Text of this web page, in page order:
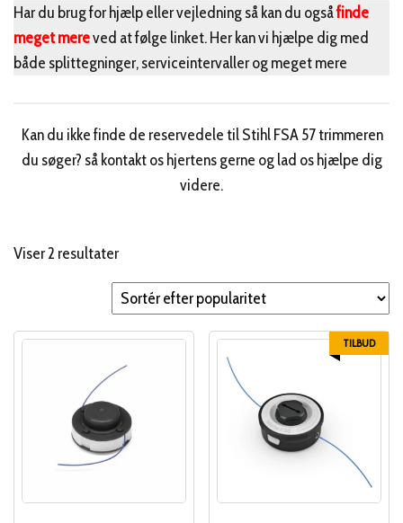
Har du brug for hjælp eller vejledning så kan du ogsåfinde
meget mereved at følge linket. Her kan vi hjælpe dig med
både splittegninger, serviceintervaller og meget mere
Kan du ikke finde de reservedele til Stihl FSA 57 trimmeren
du søger? så kontakt os hjertens gerne og lad os hjælpe dig
videre.
Viser 2 resultaterSorteret
efter
popularitet
TILBUD